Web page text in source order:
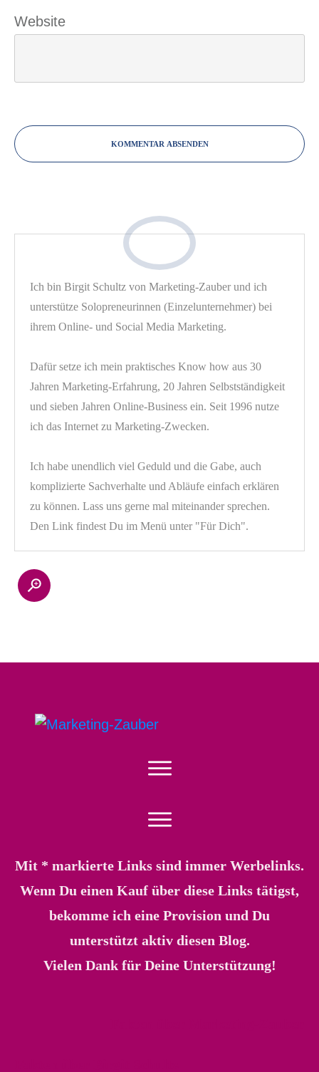
Website
KOMMENTAR ABSENDEN
Ich bin Birgit Schultz von Marketing-Zauber und ich
unterstütze Solopreneurinnen (Einzelunternehmer) bei
ihrem Online- und Social Media Marketing.
Dafür setze ich mein praktisches Know how aus 30
Jahren Marketing-Erfahrung, 20 Jahren Selbstständigkeit
und sieben Jahren Online-Business ein. Seit 1996 nutze
ich das Internet zu Marketing-Zwecken.
Ich habe unendlich viel Geduld und die Gabe, auch
komplizierte Sachverhalte und Abläufe einfach erklären
zu können. Lass uns gerne mal miteinander sprechen.
Den Link findest Du im Menü unter "Für Dich".
Mit * markierte Links sind immer Werbelinks.
Wenn Du einen Kauf über diese Links tätigst,
bekomme ich eine Provision und Du
unterstützt aktiv diesen Blog.
Vielen Dank für Deine Unterstützung!